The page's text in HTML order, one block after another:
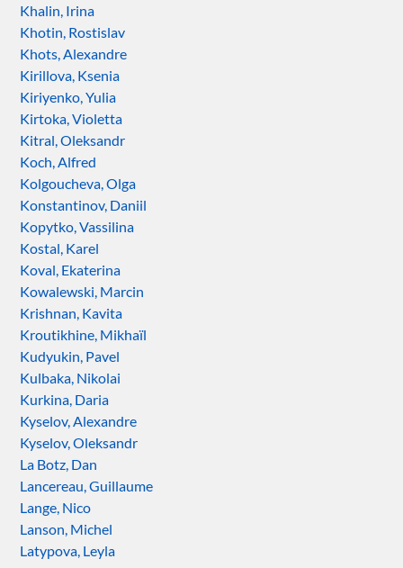
Khalin, Irina
Khotin, Rostislav
Khots, Alexandre
Kirillova, Ksenia
Kiriyenko, Yulia
Kirtoka, Violetta
Kitral, Oleksandr
Koch, Alfred
Kolgoucheva, Olga
Konstantinov, Daniil
Kopytko, Vassilina
Kostal, Karel
Koval, Ekaterina
Kowalewski, Marcin
Krishnan, Kavita
Kroutikhine, Mikhaïl
Kudyukin, Pavel
Kulbaka, Nikolai
Kurkina, Daria
Kyselov, Alexandre
Kyselov, Oleksandr
La Botz, Dan
Lancereau, Guillaume
Lange, Nico
Lanson, Michel
Latypova, Leyla